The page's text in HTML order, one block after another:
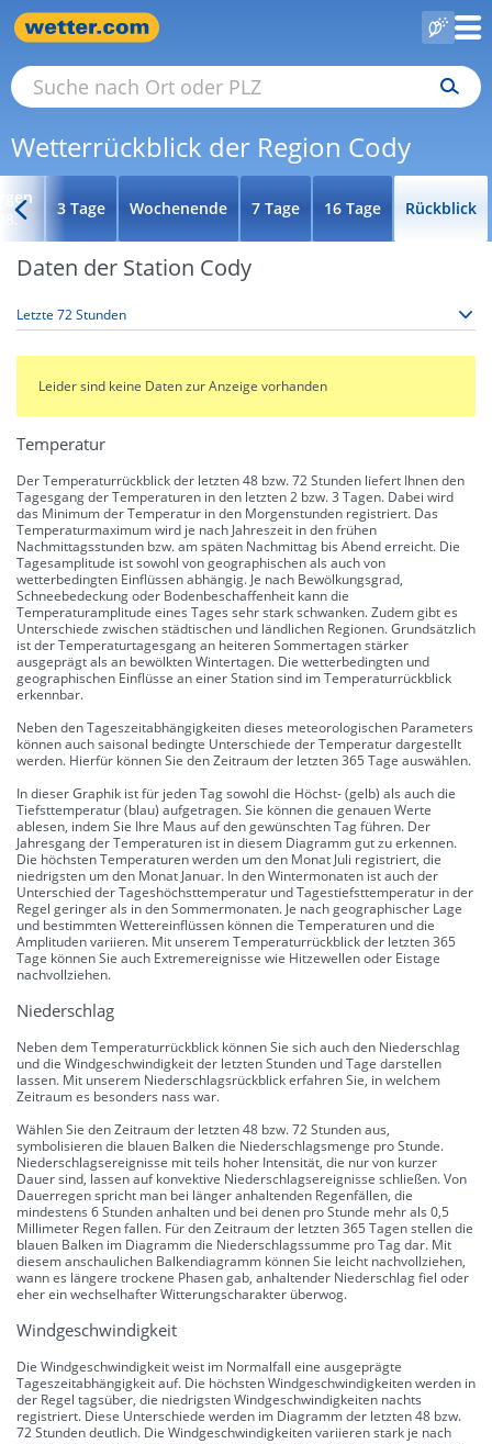
Wetterrückblick der Region Cody
3 Tage Wochenende 7 Tage 16 Tage Rückblick
Daten der Station Cody
Leider sind keine Daten zur Anzeige vorhanden
Temperatur
Der Temperaturrückblick der letzten 48 bzw. 72 Stunden liefert Ihnen den
Tagesgang der Temperaturen in den letzten 2 bzw. 3 Tagen. Dabei wird
das Minimum der Temperatur in den Morgenstunden registriert. Das
Temperaturmaximum wird je nach Jahreszeit in den frühen
Nachmittagsstunden bzw. am späten Nachmittag bis Abend erreicht. Die
Tagesamplitude ist sowohl von geographischen als auch von
wetterbedingten Einflüssen abhängig. Je nach Bewölkungsgrad,
Schneebedeckung oder Bodenbeschaffenheit kann die
Temperaturamplitude eines Tages sehr stark schwanken. Zudem gibt es
Unterschiede zwischen städtischen und ländlichen Regionen. Grundsätzlich
ist der Temperaturtagesgang an heiteren Sommertagen stärker
ausgeprägt als an bewölkten Wintertagen. Die wetterbedingten und
geographischen Einflüsse an einer Station sind im Temperaturrückblick
erkennbar.
Neben den Tageszeitabhängigkeiten dieses meteorologischen Parameters
können auch saisonal bedingte Unterschiede der Temperatur dargestellt
werden. Hierfür können Sie den Zeitraum der letzten 365 Tage auswählen.
In dieser Graphik ist für jeden Tag sowohl die Höchst- (gelb) als auch die
Tiefsttemperatur (blau) aufgetragen. Sie können die genauen Werte
ablesen, indem Sie Ihre Maus auf den gewünschten Tag führen. Der
Jahresgang der Temperaturen ist in diesem Diagramm gut zu erkennen.
Die höchsten Temperaturen werden um den Monat Juli registriert, die
niedrigsten um den Monat Januar. In den Wintermonaten ist auch der
Unterschied der Tageshöchsttemperatur und Tagestiefsttemperatur in der
Regel geringer als in den Sommermonaten. Je nach geographischer Lage
und bestimmten Wettereinflüssen können die Temperaturen und die
Amplituden variieren. Mit unserem Temperaturrückblick der letzten 365
Tage können Sie auch Extremereignisse wie Hitzewellen oder Eistage
nachvollziehen.
Niederschlag
Neben dem Temperaturrückblick können Sie sich auch den Niederschlag
und die Windgeschwindigkeit der letzten Stunden und Tage darstellen
lassen. Mit unserem Niederschlagsrückblick erfahren Sie, in welchem
Zeitraum es besonders nass war.
Wählen Sie den Zeitraum der letzten 48 bzw. 72 Stunden aus,
symbolisieren die blauen Balken die Niederschlagsmenge pro Stunde.
Niederschlagsereignisse mit teils hoher Intensität, die nur von kurzer
Dauer sind, lassen auf konvektive Niederschlagsereignisse schließen. Von
Dauerregen spricht man bei länger anhaltenden Regenfällen, die
mindestens 6 Stunden anhalten und bei denen pro Stunde mehr als 0,5
Millimeter Regen fallen. Für den Zeitraum der letzten 365 Tagen stellen die
blauen Balken im Diagramm die Niederschlagssumme pro Tag dar. Mit
diesem anschaulichen Balkendiagramm können Sie leicht nachvollziehen,
wann es längere trockene Phasen gab, anhaltender Niederschlag fiel oder
eher ein wechselhafter Witterungscharakter überwog.
Windgeschwindigkeit
Die Windgeschwindigkeit weist im Normalfall eine ausgeprägte
Tageszeitabhängigkeit auf. Die höchsten Windgeschwindigkeiten werden in
der Regel tagsüber, die niedrigsten Windgeschwindigkeiten nachts
registriert. Diese Unterschiede werden im Diagramm der letzten 48 bzw.
72 Stunden deutlich. Die Windgeschwindigkeiten variieren stark je nach